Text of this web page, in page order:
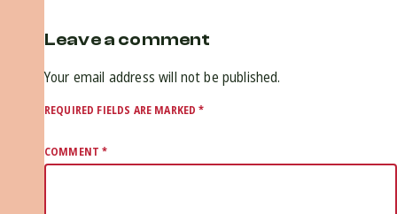
Leave a comment
Your email address will not be published.
REQUIRED FIELDS ARE MARKED*
COMMENT*